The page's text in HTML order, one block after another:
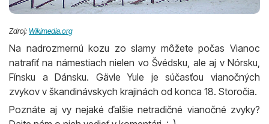
Zdroj: Wikimedia.org
Na nadrozmernú kozu zo slamy môžete počas Vianoc
natrafiť na námestiach nielen vo Švédsku, ale aj v Nórsku,
Fínsku a Dánsku. Gävle Yule je súčasťou vianočných
zvykov v škandinávskych krajinách od konca 18. Storočia.
Poznáte aj vy nejaké ďalšie netradičné vianočné zvyky?